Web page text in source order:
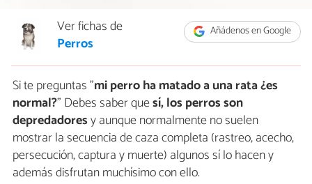
Añádenos en Google
Ver fichas de
Perros
Si te preguntas "mi perro ha matado a una rata ¿es
normal?" Debes saber quesí, los perros son
depredadoresy aunque normalmente no suelen
mostrar la secuencia de caza completa (rastreo, acecho,
persecución, captura y muerte) algunos sí lo hacen y
además disfrutan muchísimo con ello.